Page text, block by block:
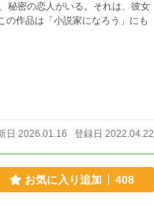
秘密の恋人がいる。それは、彼女
日 2026.01.16 登録日 2022.04.22
お気に入り追加 408